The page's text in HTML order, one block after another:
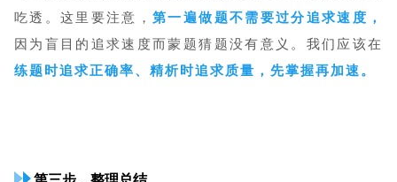
吃透。这里要注意，第一遍做题不需要过分追求速度，
因为盲目的追求速度而蒙题猜题没有意义。我们应该在
练题时追求正确率、精析时追求质量，先掌握再加速。